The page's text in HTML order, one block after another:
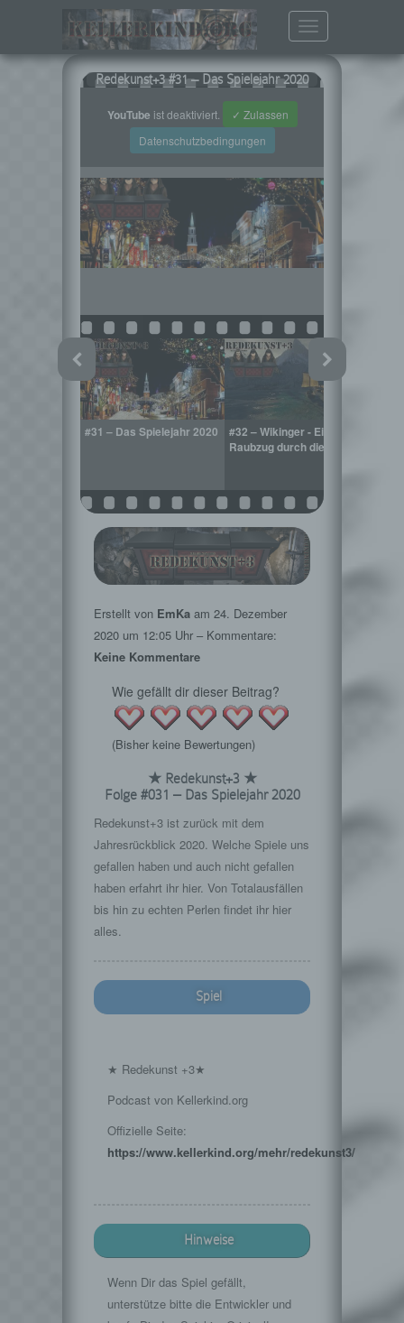
Toggle
navigation
Redekunst+3 #31 – Das Spielejahr 2020
YouTube ist deaktiviert.
✓ Zulassen
Datenschutzbedingungen
#31 – Das Spielejahr 2020
#32 – Wikinger - Ein
Raubzug durch die Medien
Erstellt von EmKa am 24. Dezember
2020 um 12:05 Uhr – Kommentare:
Keine Kommentare
Wie gefällt dir dieser Beitrag?
(Bisher keine Bewertungen)
★ Redekunst+3 ★
Folge #031 – Das Spielejahr 2020
Redekunst+3 ist zurück mit dem
Jahresrückblick 2020. Welche Spiele uns
gefallen haben und auch nicht gefallen
haben erfahrt ihr hier. Von Totalausfällen
bis hin zu echten Perlen findet ihr hier
alles.
Spiel
★ Redekunst +3★
Podcast von Kellerkind.org
Offizielle Seite:
https://www.kellerkind.org/mehr/redekunst3/
Hinweise
Wenn Dir das Spiel gefällt,
unterstütze bitte die Entwickler und